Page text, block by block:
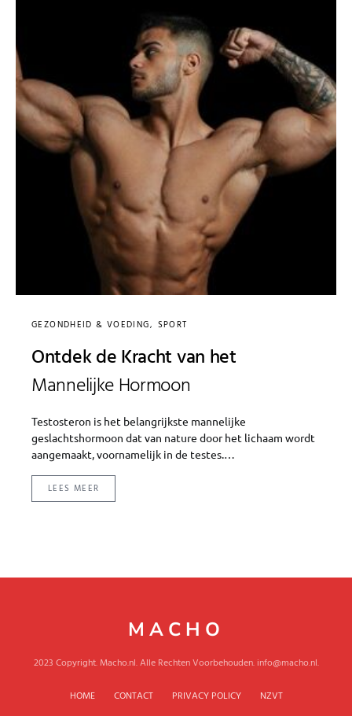
GEZONDHEID & VOEDING SPORT
Ontdek de Kracht van het
Mannelijke Hormoon
Testosteron is het belangrijkste mannelijke
geslachtshormoon dat van nature door het lichaam wordt
aangemaakt, voornamelijk in de testes.…
LEES MEER
MACHO
2023 Copyright. Macho.nl. Alle Rechten Voorbehouden. info@macho.nl.
HOME CONTACT PRIVACY POLICY NZVT